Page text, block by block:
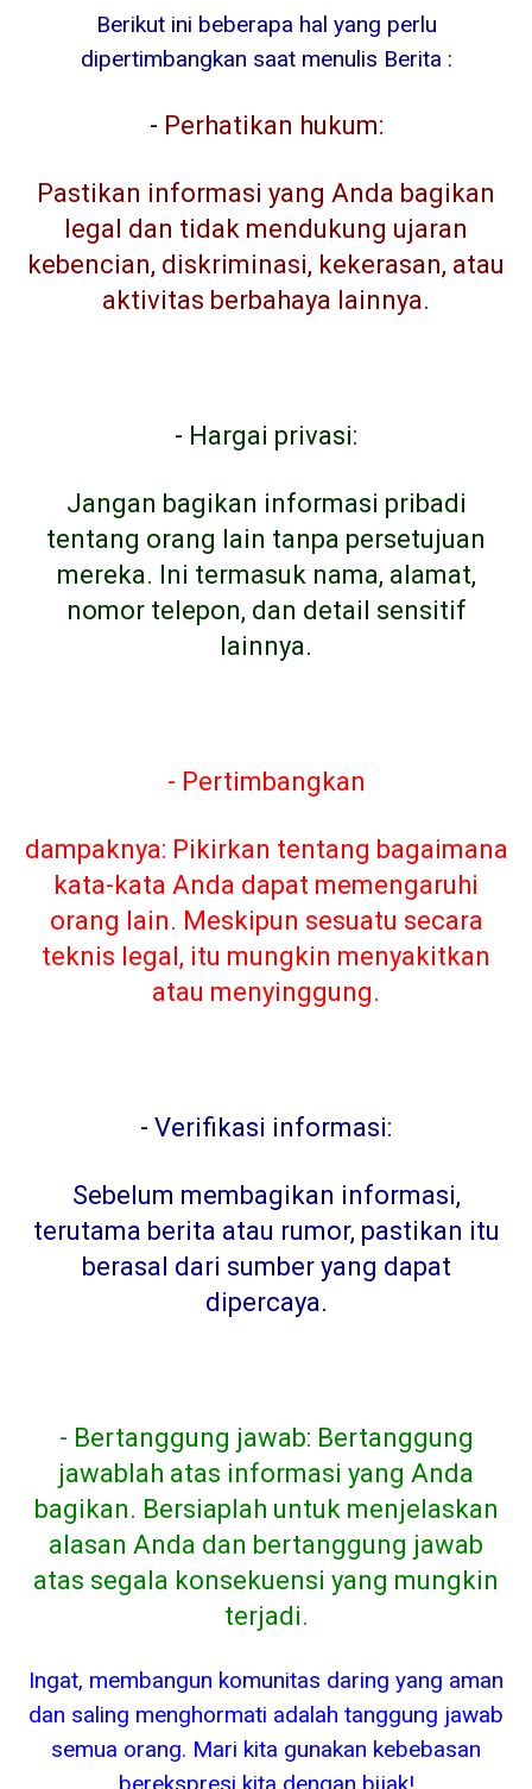
Berikut ini beberapa hal yang perlu
dipertimbangkan saat menulis Berita :
- Perhatikan hukum:
Pastikan informasi yang Anda bagikan
legal dan tidak mendukung ujaran
kebencian, diskriminasi, kekerasan, atau
aktivitas berbahaya lainnya.
- Hargai privasi:
Jangan bagikan informasi pribadi
tentang orang lain tanpa persetujuan
mereka. Ini termasuk nama, alamat,
nomor telepon, dan detail sensitif
lainnya.
- Pertimbangkan
dampaknya: Pikirkan tentang bagaimana
kata-kata Anda dapat memengaruhi
orang lain. Meskipun sesuatu secara
teknis legal, itu mungkin menyakitkan
atau menyinggung.
- Verifikasi informasi:
Sebelum membagikan informasi,
terutama berita atau rumor, pastikan itu
berasal dari sumber yang dapat
dipercaya.
- Bertanggung jawab: Bertanggung
jawablah atas informasi yang Anda
bagikan. Bersiaplah untuk menjelaskan
alasan Anda dan bertanggung jawab
atas segala konsekuensi yang mungkin
terjadi.
Ingat, membangun komunitas daring yang aman
dan saling menghormati adalah tanggung jawab
semua orang. Mari kita gunakan kebebasan